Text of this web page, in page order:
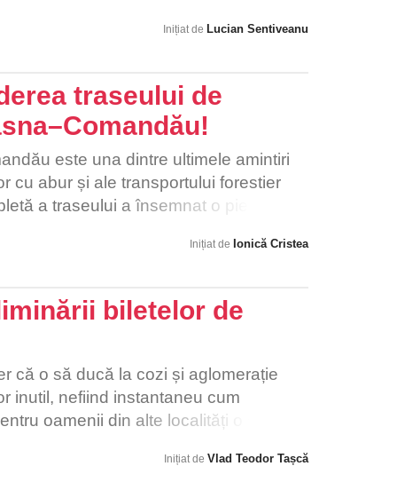
să mă gândesc că nu o dureze mult
Inițiat de Lucian Sentiveanu
traseului de
este una dintre ultimele amintiri
cu abur și ale transportului forestier
a traseului a însemnat o pierdere
fi beneficiat de un flux constant de
de dezvoltare turistică durabilă.
însemna crearea de locuri de muncă,
și atragerea turiștilor interesați de
autentice. În plus, mocănița ar putea
și cultural, o punte între generații
Să nu lăsăm să ruginească o
Inițiat de Ionică Cristea
biletelor de
că o să ducă la cozi și aglomerație
inutil, nefiind instantaneu cum
oamenii din alte localități o să fie
ia zile întregi să fie făcut, și o să fie
Inițiat de Vlad Teodor Tașcă